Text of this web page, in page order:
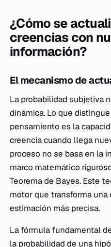
¿Cómo se
creencias con
información?
El mecanismo de
La probabilidad subjetiva
dinámica. Lo que
pensamiento es la
creencia cuando llega
proceso no se basa en la
marco matemático
Teorema de Bayes. Este
motor que transforma
estimación más precisa.
La fórmula fundamental
la probabilidad de una